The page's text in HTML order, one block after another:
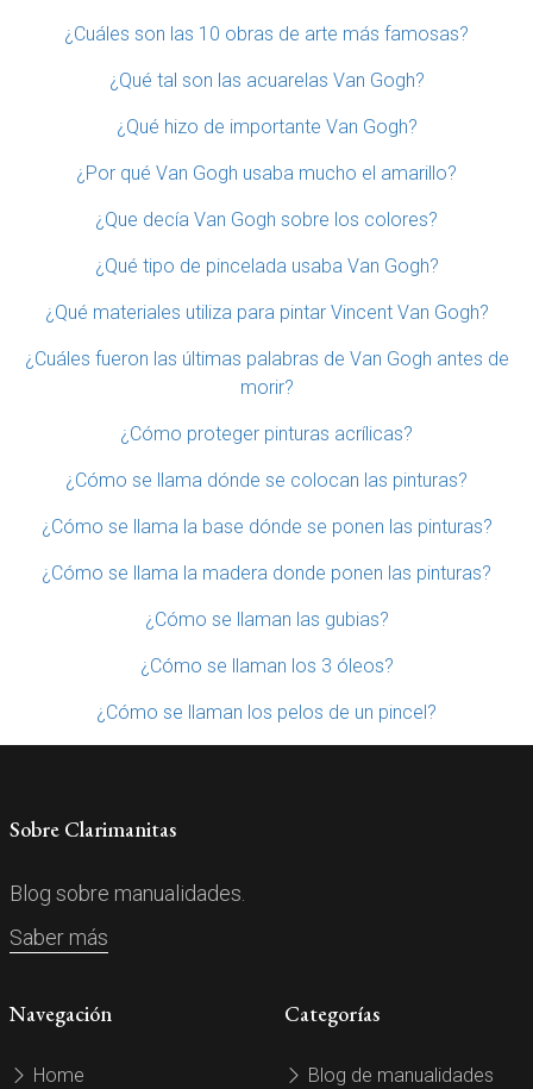
¿Cuáles son las 10 obras de arte más famosas?
¿Qué tal son las acuarelas Van Gogh?
¿Qué hizo de importante Van Gogh?
¿Por qué Van Gogh usaba mucho el amarillo?
¿Que decía Van Gogh sobre los colores?
¿Qué tipo de pincelada usaba Van Gogh?
¿Qué materiales utiliza para pintar Vincent Van Gogh?
¿Cuáles fueron las últimas palabras de Van Gogh antes de
morir?
¿Cómo proteger pinturas acrílicas?
¿Cómo se llama dónde se colocan las pinturas?
¿Cómo se llama la base dónde se ponen las pinturas?
¿Cómo se llama la madera donde ponen las pinturas?
¿Cómo se llaman las gubias?
¿Cómo se llaman los 3 óleos?
¿Cómo se llaman los pelos de un pincel?
Sobre Clarimanitas
Blog sobre manualidades.
Saber más
Navegación
Home
Categorías
Blog de manualidades